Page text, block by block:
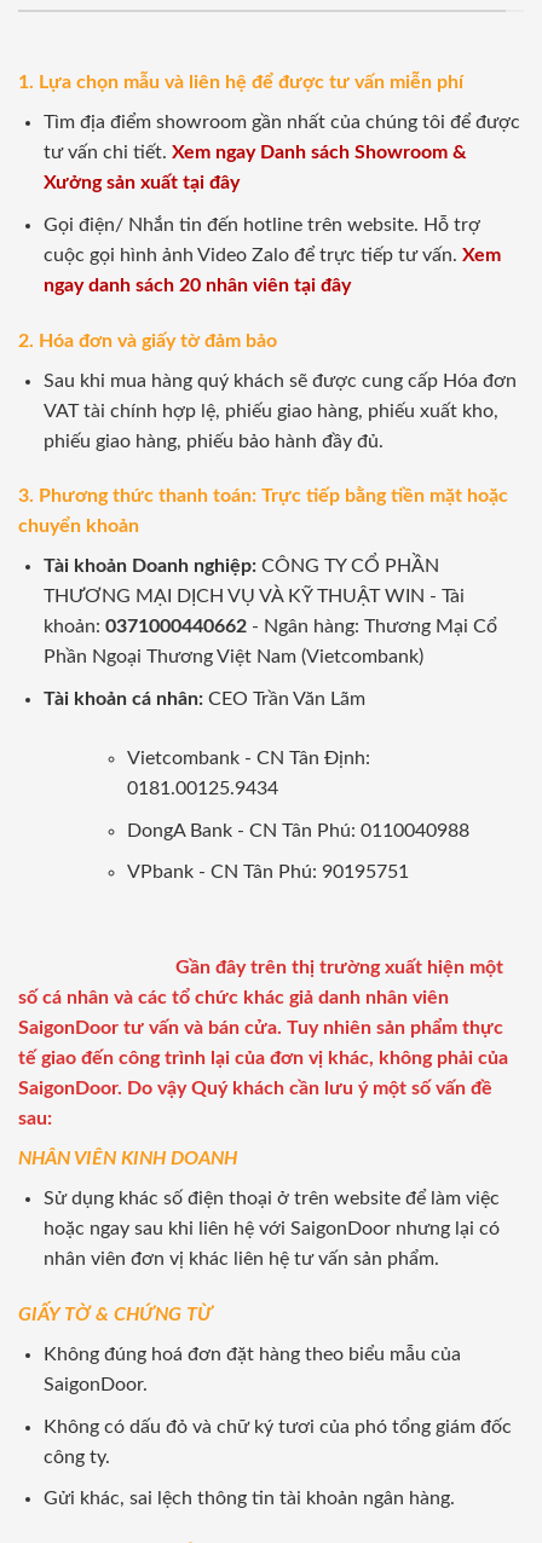
1. Lựa chọn mẫu và liên hệ để được tư vấn miễn phí
Tìm địa điểm showroom gần nhất của chúng tôi để được
tư vấn chi tiết. Xem ngay Danh sách Showroom &
Xưởng sản xuất tại đây
Gọi điện/ Nhắn tin đến hotline trên website. Hỗ trợ
cuộc gọi hình ảnh Video Zalo để trực tiếp tư vấn. Xem
ngay danh sách 20 nhân viên tại đây
2. Hóa đơn và giấy tờ đảm bảo
Sau khi mua hàng quý khách sẽ được cung cấp Hóa đơn
VAT tài chính hợp lệ, phiếu giao hàng, phiếu xuất kho,
phiếu giao hàng, phiếu bảo hành đầy đủ.
3. Phương thức thanh toán: Trực tiếp bằng tiền mặt hoặc
chuyển khoản
Tài khoản Doanh nghiệp:CÔNG TY CỔ PHẦN
THƯƠNG MẠI DỊCH VỤ VÀ KỸ THUẬT WIN - Tài
khoản: 0371000440662- Ngân hàng: Thương Mại Cổ
Phần Ngoại Thương Việt Nam (Vietcombank)
Tài khoản cá nhân: CEO Trần Văn Lãm
Vietcombank - CN Tân Định:
0181.00125.9434
DongA Bank - CN Tân Phú: 0110040988
VPbank - CN Tân Phú: 90195751
Gần đây trên thị trường xuất hiện một
số cá nhân và các tổ chức khác giả danh nhân viên
SaigonDoor tư vấn và bán cửa. Tuy nhiên sản phẩm thực
tế giao đến công trình lại của đơn vị khác, không phải của
SaigonDoor. Do vậy Quý khách cần lưu ý một số vấn đề
sau:
NHÂN VIÊN KINH DOANH
Sử dụng khác số điện thoại ở trên website để làm việc
hoặc ngay sau khi liên hệ với SaigonDoor nhưng lại có
nhân viên đơn vị khác liên hệ tư vấn sản phẩm.
GIẤY TỜ & CHỨNG TỪ
Không đúng hoá đơn đặt hàng theo biểu mẫu của
SaigonDoor.
Không có dấu đỏ và chữ ký tươi của phó tổng giám đốc
công ty.
Gửi khác, sai lệch thông tin tài khoản ngân hàng.